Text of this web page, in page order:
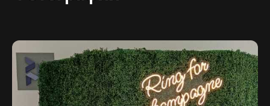
либо заполните форму,
7 903 164 62 84
flash-event@mail.ru